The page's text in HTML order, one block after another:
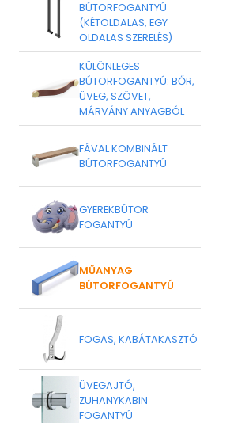
BÚTORFOGANTYÚ
(KÉTOLDALAS, EGY
OLDALAS SZERELÉS)
KÜLÖNLEGES
BÚTORFOGANTYÚ: BŐR,
ÜVEG, SZÖVET,
MÁRVÁNY ANYAGBÓL
FÁVAL KOMBINÁLT
BÚTORFOGANTYÚ
GYEREKBÚTOR
FOGANTYÚ
MŰANYAG
BÚTORFOGANTYÚ
FOGAS, KABÁTAKASZTÓ
ÜVEGAJTÓ,
ZUHANYKABIN
FOGANTYÚ